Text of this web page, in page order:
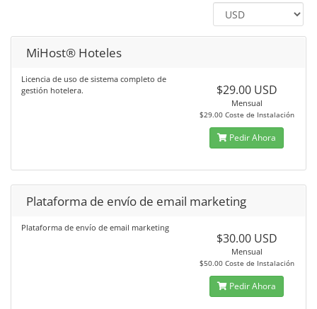
MiHost® Hoteles
Licencia de uso de sistema completo de
gestión hotelera.
$29.00 USD
Mensual
$29.00 Coste de Instalación
Pedir Ahora
Plataforma de envío de email marketing
Plataforma de envío de email marketing
$30.00 USD
Mensual
$50.00 Coste de Instalación
Pedir Ahora